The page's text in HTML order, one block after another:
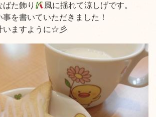
た飾り
風に揺れて涼しげです。
を書いていただきました！
いますように☆彡